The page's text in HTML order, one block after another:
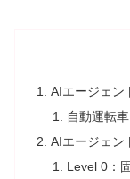
AIエージェン
自動運転
AIエージェン
Level 0：